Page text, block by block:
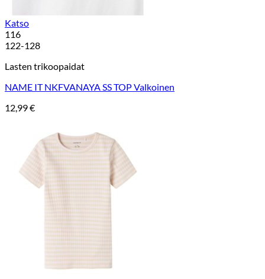
Katso
116
122-128
Lasten trikoopaidat
NAME IT NKFVANAYA SS TOP Valkoinen
12,99€